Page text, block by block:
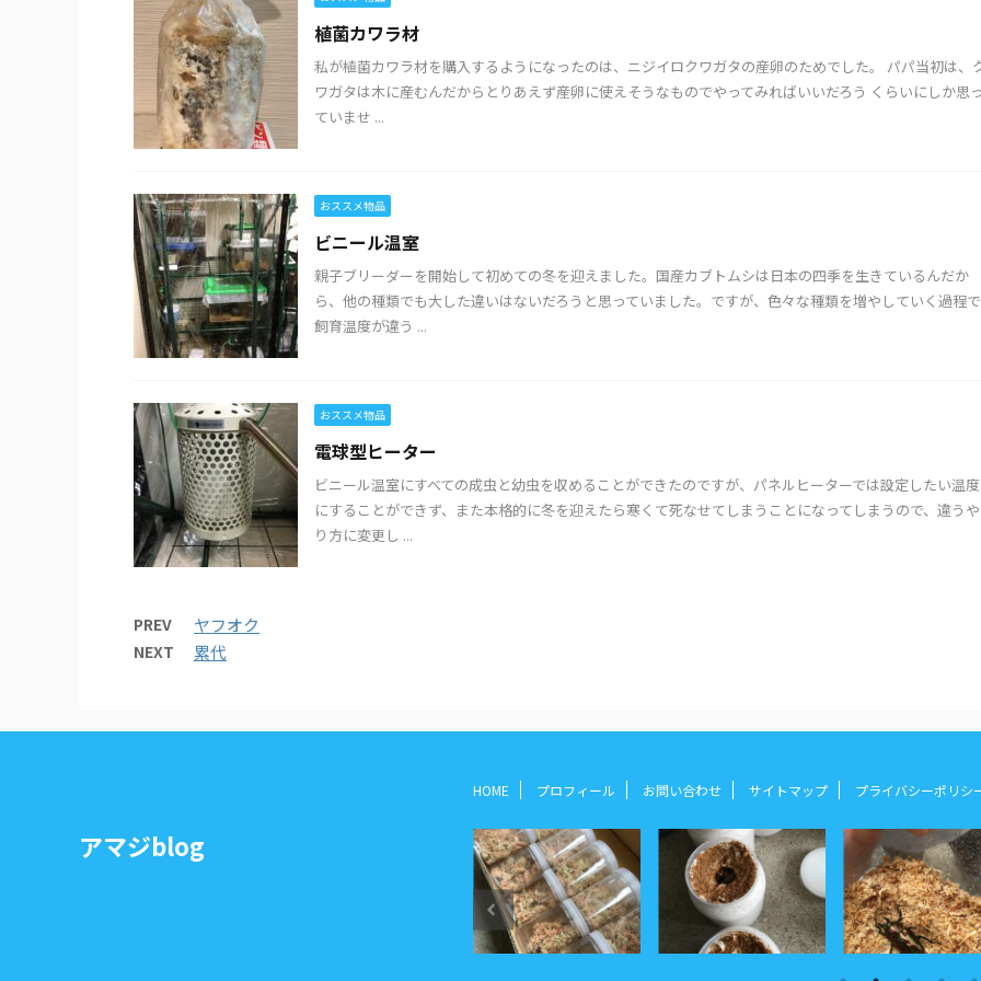
植菌カワラ材
私が植菌カワラ材を購入するようになったのは、ニジイロクワガタの産卵のためでした。 パパ当初は、
ワガタは木に産むんだからとりあえず産卵に使えそうなものでやってみればいいだろう くらいにしか思
ていませ ...
おススメ物品
ビニール温室
親子ブリーダーを開始して初めての冬を迎えました。国産カブトムシは日本の四季を生きているんだか
ら、他の種類でも大した違いはないだろうと思っていました。ですが、色々な種類を増やしていく過程で
飼育温度が違う ...
おススメ物品
電球型ヒーター
ビニール温室にすべての成虫と幼虫を収めることができたのですが、パネルヒーターでは設定したい温度
にすることができず、また本格的に冬を迎えたら寒くて死なせてしまうことになってしまうので、違うや
り方に変更し ...
PREV ヤフオク
NEXT 累代
HOME プロフィール お問い合わせ サイトマップ プライバシーポリ
アマジblog